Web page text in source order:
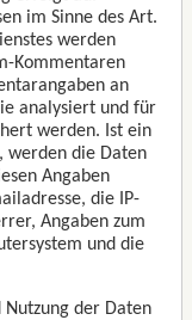
im Sinne des Art.
werden
Kommentaren
an
analysiert und für
werden. Ist ein
werden die Daten
Angaben
die IP-
Angaben zum
und die
der Daten